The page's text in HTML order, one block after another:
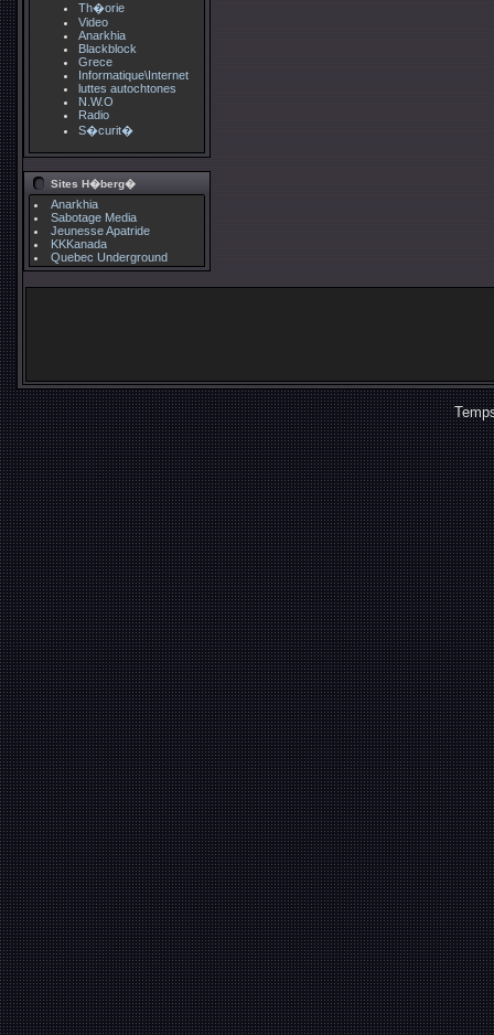
Th�orie
Video
Anarkhia
Blackblock
Grece
Informatique\Internet
luttes autochtones
N.W.O
Radio
S�curit�
Sites H�berg�
Anarkhia
Sabotage Media
Jeunesse Apatride
KKKanada
Quebec Underground